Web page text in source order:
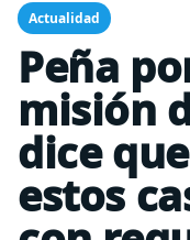
Actualidad
Peña
misión
dice
estos